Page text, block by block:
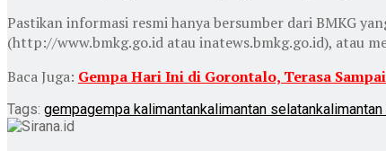
Pastikan informasi resmi hanya bersumber dari BMKG
(http://www.bmkg.go.id atau inatews.bmkg.go.id), atau
Baca Juga: Gempa Hari Ini di Gorontalo, Terasa
Tags: gempagempa kalimantankalimantan selatan